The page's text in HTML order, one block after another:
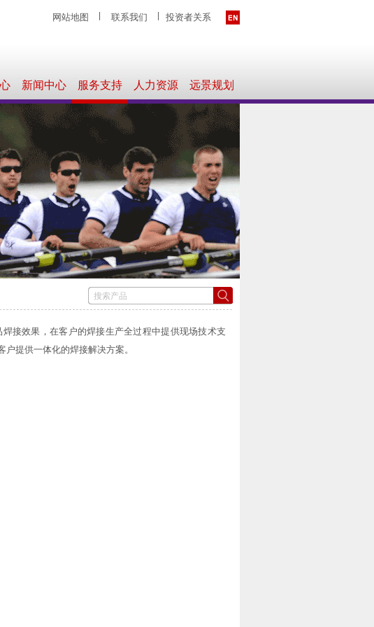
网站地图 联系我们 投资者关系
新闻中心 服务支持 人力资源 远景规划
接效果，在客户的焊接生产全过程中提供现场技术支
提供一体化的焊接解决方案。